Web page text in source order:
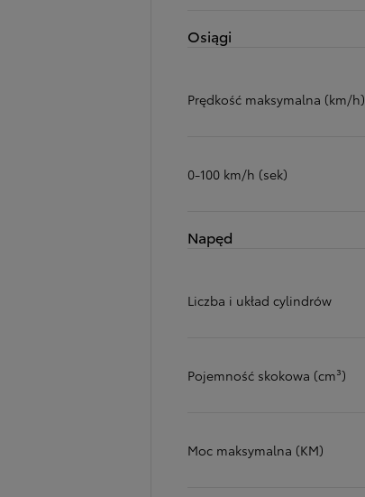
Osiągi
Prędkość maksymalna (km/h)
0-100 km/h (sek)
Napęd
Liczba i układ cylindrów
Pojemność skokowa (cm³)
Moc maksymalna (KM)